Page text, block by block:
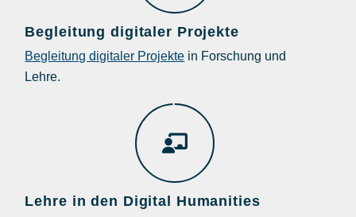
Begleitung digitaler Projekte
Begleitung digitaler Projekte in Forschung und
Lehre.
Lehre in den Digital Humanities